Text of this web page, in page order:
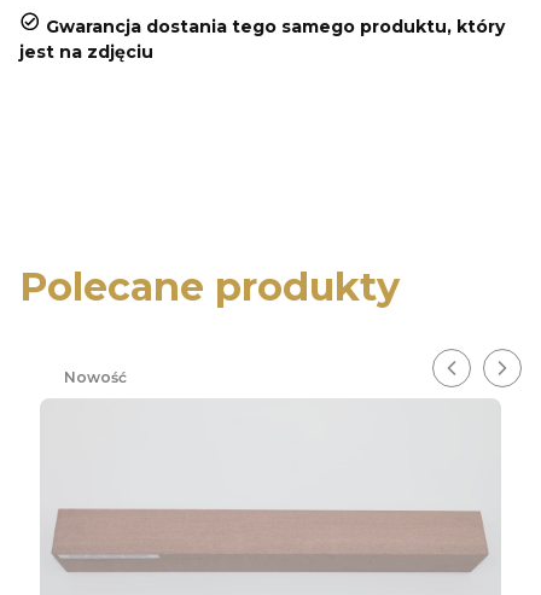
Gwarancja dostania tego samego produktu, który
jest na zdjęciu
Polecane produkty
Nowość